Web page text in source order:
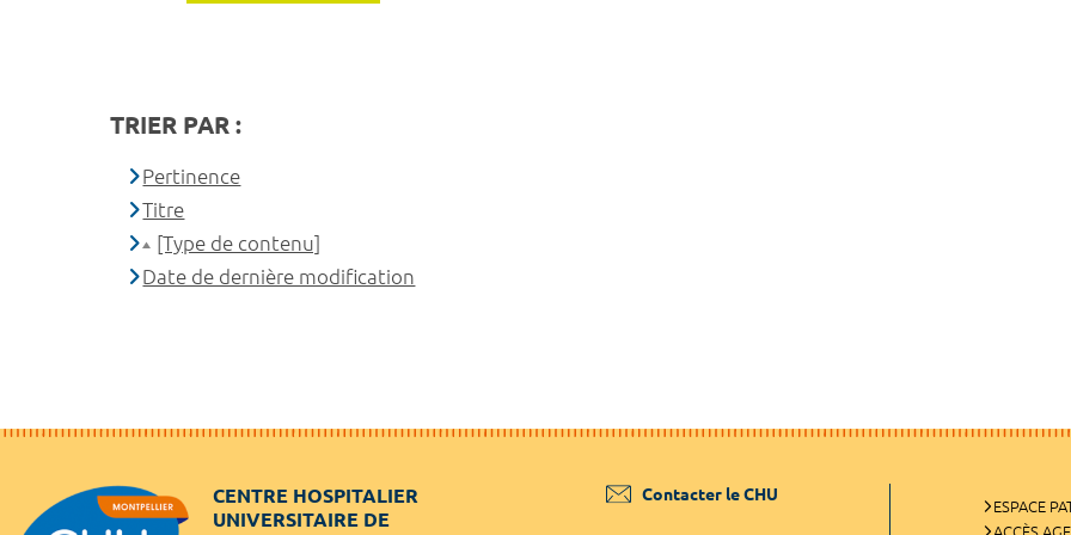
TRIER PAR :
Pertinence
Titre
[Type de contenu]
Date de dernière modification
CENTRE HOSPITALIER
UNIVERSITAIRE DE
Contacter le CHU
ESPACE
ACCÈS